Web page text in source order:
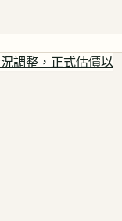
調整，正式估價以